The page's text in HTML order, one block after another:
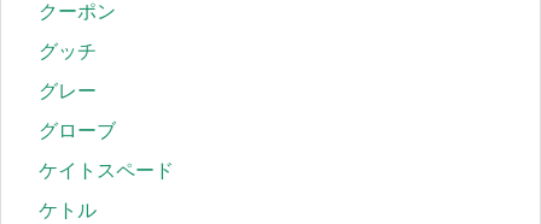
クーポン
グッチ
グレー
グローブ
ケイトスペード
ケトル